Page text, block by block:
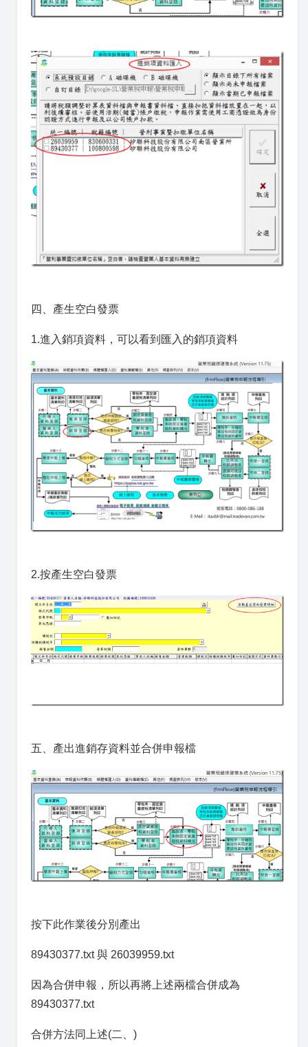
四、產生空白發票
1.進入銷項資料，可以看到匯入的銷項資料
2.按產生空白發票
五、產出進銷存資料並合併申報檔
按下此作業後分別產出
89430377.txt 與 26039959.txt
因為合併申報，所以再將上述兩檔合併成為
89430377.txt
合併方法同上述(二、)